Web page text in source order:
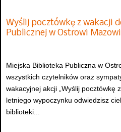
Wyślij pocztówkę z wakacji
Publicznej w Ostrowi
Miejska Biblioteka Publiczna w
wszystkich czytelników oraz
wakacyjnej akcji „Wyślij pocztówkę
letniego wypoczynku odwiedzisz
biblioteki...